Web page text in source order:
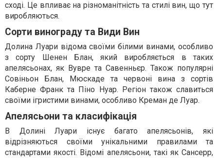
сході. Це впливає на різноманітність та стилі вин, що тут
виробляються.
Сорти винограду та Види Вин
Долина Луари відома своїми білими винами, особливо
з сорту Шенен Блан, який виробляється в таких
апелясьонах, як Вувре та Савенньєр. Також популярні
Совіньон Блан, Мюскаде та червоні вина з сортів
Каберне Франк та Піно Нуар. Регіон також славиться
своїми ігристими винами, особливо Креман де Луар.
Апелясьони та класифікація
В Долині Луари існує багато апелясьонів, які
відрізняються своїми унікальними правилами та
стандартами якості. Відомі апелясьони, такі як Сансерр,